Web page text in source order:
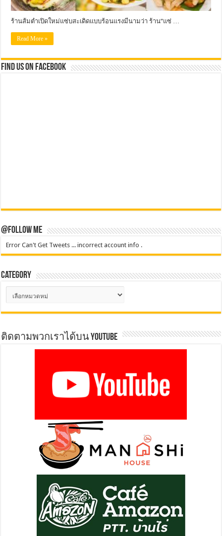
ร้านส้มตำเปิดใหม่แซ่บสะเดิดแบบร้อนแรงมีนามว่า ร้าน“แซ่ …
Read More »
Find us on Facebook
@Follow Me
Error Can't Get Tweets ... incorrect account info .
Category
Category
ติดตามพวกเราได้บน YOUTUBE